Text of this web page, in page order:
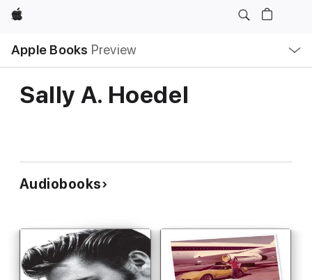
Apple
Apple Books Preview
Nav
Open
Menu
Sally A. Hoedel
Audiobooks